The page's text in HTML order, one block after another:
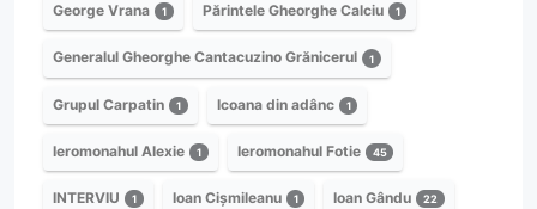
George Vrana 1 Părintele Gheorghe Calciu 1
Generalul Gheorghe Cantacuzino Grănicerul 1
Grupul Carpatin 1 Icoana din adânc 1
Ieromonahul Alexie 1 Ieromonahul Fotie 45
INTERVIU 1 Ioan Cișmileanu 1 Ioan Gându 22